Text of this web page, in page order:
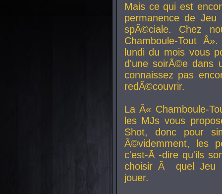
Mais ce qui est
permanence de
spÃ©ciale. Chez
Chamboule-Tout
lundi du mois vous
d'une soirÃ©e dans
connaissez pas
redÃ©couvrir.
La Â« Chamboule-
les MJs vous
Shot, donc pour
Ã©videmment, les
c'est-Ã -dire qu'ils
choisir Ã quel Jeu
jouer.